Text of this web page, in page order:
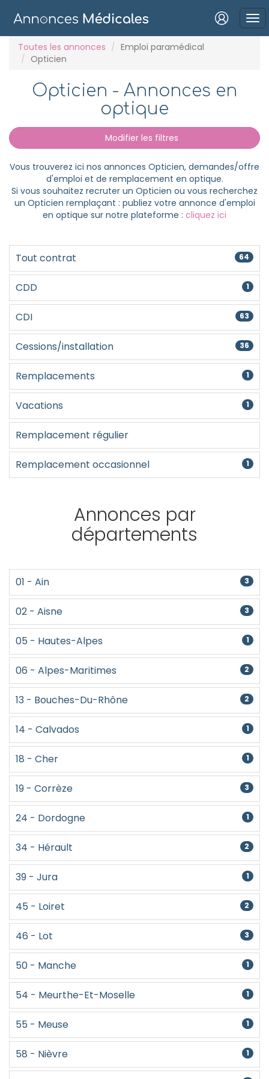
Connexion
Mot de passe oublié ?
Connexion
Se connecter avec Google
Se connecter avec Facebook
Se connecter avec LinkedIn
Toutes les annonces
Emploi paramédical
Opticien
Opticien - Annonces en
optique
Modifier les filtres
Vous trouverez ici nos annonces Opticien, demandes/offre
d'emploi et de remplacement en optique.
Si vous souhaitez recruter un Opticien ou vous recherchez
un Opticien remplaçant : publiez votre annonce d'emploi
en optique sur notre plateforme : cliquez ici
Tout contrat 64
CDD 1
CDI 63
Cessions/installation 36
Remplacements 1
Vacations 1
Remplacement régulier
Remplacement occasionnel 1
Annonces par
départements
01 - Ain 3
02 - Aisne 3
05 - Hautes-Alpes 1
06 - Alpes-Maritimes 2
13 - Bouches-Du-Rhône 2
14 - Calvados 1
18 - Cher 1
19 - Corrèze 3
24 - Dordogne 1
34 - Hérault 2
39 - Jura 1
45 - Loiret 2
46 - Lot 3
50 - Manche 1
54 - Meurthe-Et-Moselle 1
55 - Meuse 1
58 - Nièvre 1